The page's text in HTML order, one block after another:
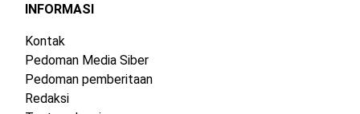
INFORMASI
Kontak
Pedoman Media Siber
Pedoman pemberitaan
Redaksi